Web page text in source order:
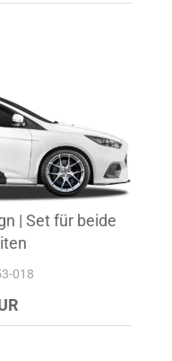
| Set für beide
018